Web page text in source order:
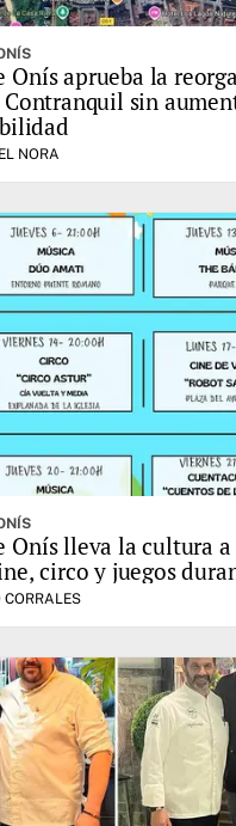
Onís aprueba la
sin
NORA
Onís lleva la cultura
circo y juegos
CORRALES